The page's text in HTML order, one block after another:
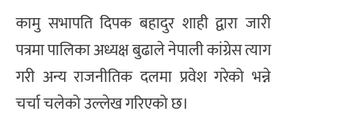
कामु सभापति दिपक बहादुर शाही द्वारा जारी
पत्रमा पालिका अध्यक्ष बुढाले नेपाली कांग्रेस त्याग
गरी अन्य राजनीतिक दलमा प्रवेश गरेको भन्ने
चर्चा चलेको उल्लेख गरिएको छ।